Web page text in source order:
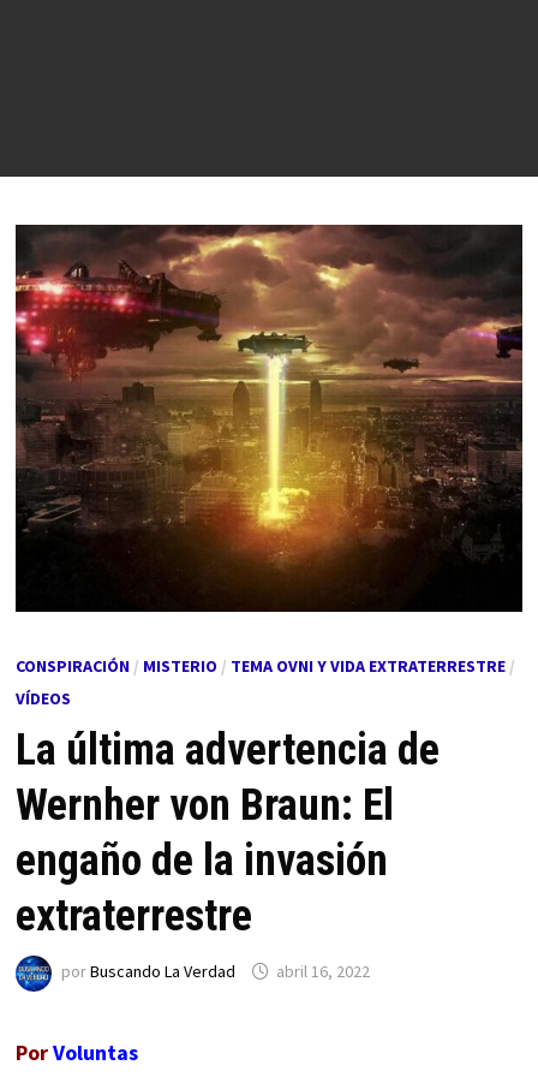
CONSPIRACIÓN/ MISTERIO / TEMA OVNI Y VIDA EXTRATERRESTRE/
VÍDEOS
La última advertencia de
Wernher von Braun: El
engaño de la invasión
extraterrestre
porBuscando La Verdad abril 16, 2022
PorVoluntas